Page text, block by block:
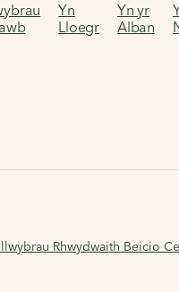
Yn
Lloegr
Yn yr
Alban
Rhwydwaith Beicio